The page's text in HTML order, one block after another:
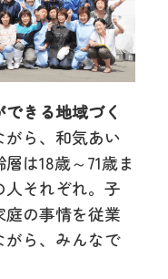
きる地域づく
ら、和気あい
は18歳～71歳ま
それぞれ。子
の事情を従業
がら、みんなで